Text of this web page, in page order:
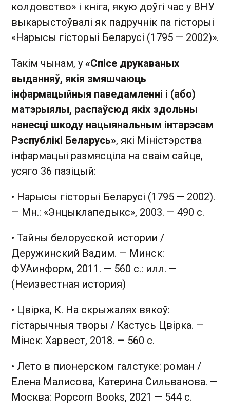
колдовство» і кніга, якую доўгі час у ВНУ
выкарыстоўвалі як падручнік па гісторыі
«Нарысы гісторыі Беларусі (1795 — 2002)».
Такім чынам, у «Спісе друкаваных
выданняў, якія змяшчаюць
інфармацыйныя паведамленні і (або)
матэрыялы, распаўсюд якіх здольны
нанесці шкоду нацыянальным інтарэсам
Рэспублікі Беларусь», які Міністэрства
інфармацыі размясціла на сваім сайце,
усяго 36 пазіцый:
• Нарысы гісторыі Беларусі (1795 — 2002).
— Мн.: «Энцыклапедыкс», 2003. — 490 с.
• Тайны белорусской истории /
Деружинский Вадим. — Минск:
ФУАинформ, 2011. — 560 с.: илл. —
(Неизвестная история)
• Цвірка, К. На скрыжалях вякоў:
гістарычныя творы / Кастусь Цвірка. —
Мінск: Харвест, 2018. — 560 с.
• Лето в пионерском галстуке: роман /
Елена Малисова, Катерина Сильванова. —
Москва: Popcorn Books, 2021 — 544 с.